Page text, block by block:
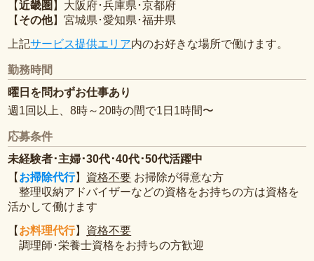
【近畿圏 】大阪府･兵庫県･京都府
【 その他】宮城県･愛知県･福井県
上記サービス提供エリア内のお好きな場所で働けます。
勤務時間
曜日を問わずお仕事あり
週1回以上、8時～20時の間で1日1時間〜
応募条件
未経験者･主婦･30代･40代･50代活躍中
【 お掃除代行】 資格不要 お掃除が得意な方
整理収納アドバイザーなどの資格をお持ちの方は資格を
活かして働けます
【 お料理代行】 資格不要
調理師･栄養士資格をお持ちの方歓迎